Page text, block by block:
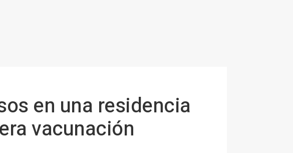
en una residencia
vacunación